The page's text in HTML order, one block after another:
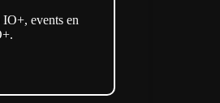
events en